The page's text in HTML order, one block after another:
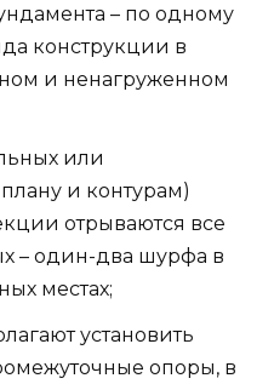
– по одному
конструкции в
и ненагруженном
или
и контурам)
отрываются все
– один-два шурфа в
местах;
установить
опоры, в